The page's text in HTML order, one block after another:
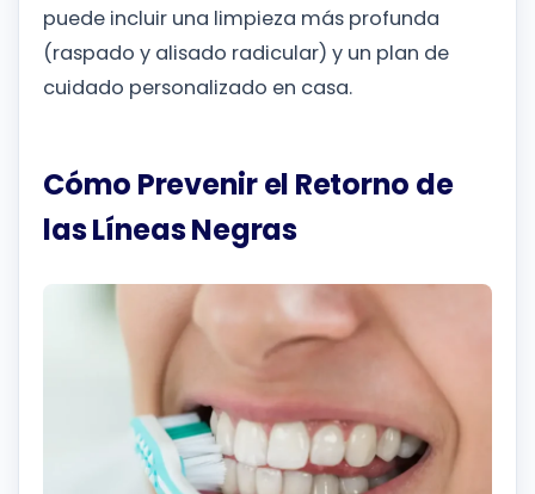
puede incluir una limpieza más profunda
(raspado y alisado radicular) y un plan de
cuidado personalizado en casa.
Cómo Prevenir el Retorno de
las Líneas Negras